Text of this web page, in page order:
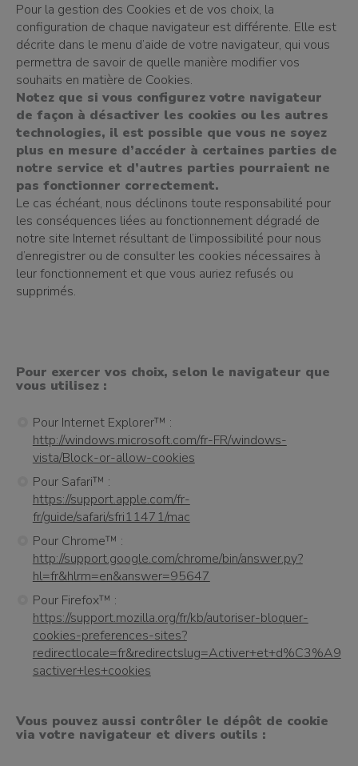
Pour la gestion des Cookies et de vos choix, la
configuration de chaque navigateur est différente. Elle est
décrite dans le menu d’aide de votre navigateur, qui vous
permettra de savoir de quelle manière modifier vos
souhaits en matière de Cookies.
Notez que si vous configurez votre navigateur
de façon à désactiver les cookies ou les autres
technologies, il est possible que vous ne soyez
plus en mesure d’accéder à certaines parties de
notre service et d’autres parties pourraient ne
pas fonctionner correctement.
Le cas échéant, nous déclinons toute responsabilité pour
les conséquences liées au fonctionnement dégradé de
notre site Internet résultant de l’impossibilité pour nous
d’enregistrer ou de consulter les cookies nécessaires à
leur fonctionnement et que vous auriez refusés ou
supprimés.
Pour exercer vos choix, selon le navigateur que
vous utilisez :
Pour Internet Explorer™ :
http://windows.microsoft.com/fr-FR/windows-
vista/Block-or-allow-cookies
Pour Safari™ :
https://support.apple.com/fr-
fr/guide/safari/sfri11471/mac
Pour Chrome™ :
http://support.google.com/chrome/bin/answer.py?
hl=fr&hlrm=en&answer=95647
Pour Firefox™ :
https://support.mozilla.org/fr/kb/autoriser-bloquer-
cookies-preferences-sites?
redirectlocale=fr&redirectslug=Activer+et+d%C3%A9
sactiver+les+cookies
Vous pouvez aussi contrôler le dépôt de cookie
via votre navigateur et divers outils :